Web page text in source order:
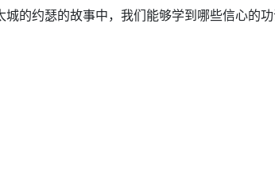
城的约瑟的故事中，我们能够学到哪些信心的功